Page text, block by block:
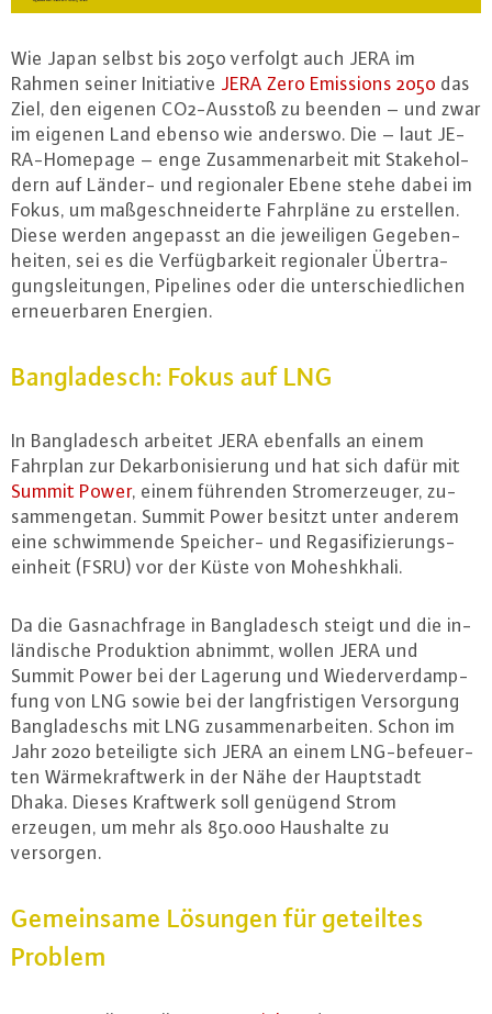
Wie Japan selbst bis 2050 verfolgt auch JERA im
Rahmen seiner In­itia­ti­ve JERA Zero Emissions 2050 das
Ziel, den eigenen CO2-Aus­stoß zu beenden – und zwar
im eigenen Land ebenso wie anderswo. Die – laut JE­
RA-Home­page – enge Zu­sam­men­ar­beit mit Sta­ke­hol­
dern auf Länder- und re­gio­na­ler Ebene stehe dabei im
Fokus, um maß­ge­schnei­der­te Fahrpläne zu erstellen.
Diese werden angepasst an die je­wei­li­gen Ge­ge­ben­
hei­ten, sei es die Ver­füg­bar­keit re­gio­na­ler Über­tra­
gungs­lei­tun­gen, Pipelines oder die un­ter­schied­li­chen
er­neu­er­ba­ren Energien.
Ban­gla­desch: Fokus auf LNG
In Ban­gla­desch arbeitet JERA ebenfalls an einem
Fahrplan zur Dekar­bo­ni­sie­rung und hat sich dafür mit
Summit Power, einem führenden Strom­er­zeu­ger, zu­
sam­men­ge­tan. Summit Power besitzt unter anderem
eine schwim­men­de Speicher- und Re­gasi­fi­zie­rungs­
ein­heit (FSRU) vor der Küste von Mo­heshkha­li.
Da die Gas­nach­fra­ge in Ban­gla­desch steigt und die in­
län­di­sche Pro­duk­ti­on abnimmt, wollen JERA und
Summit Power bei der Lagerung und Wie­der­ver­damp­
fung von LNG sowie bei der lang­fris­ti­gen Ver­sor­gung
Ban­gla­deschs mit LNG zu­sam­men­ar­bei­ten. Schon im
Jahr 2020 be­tei­lig­te sich JERA an einem LNG-be­feu­er­
ten Wär­me­kraft­werk in der Nähe der Haupt­stadt
Dhaka. Dieses Kraftwerk soll genügend Strom
erzeugen, um mehr als 850.000 Haushalte zu
versorgen.
Ge­mein­sa­me Lösungen für geteiltes
Problem